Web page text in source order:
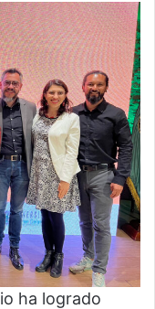
ha logrado